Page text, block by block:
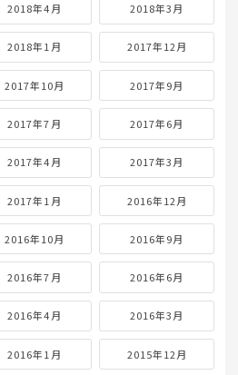
2018年4月 2018年3月
2018年1月 2017年12月
2017年10月 2017年9月
2017年7月 2017年6月
2017年4月 2017年3月
2017年1月 2016年12月
2016年10月 2016年9月
2016年7月 2016年6月
2016年4月 2016年3月
2016年1月 2015年12月